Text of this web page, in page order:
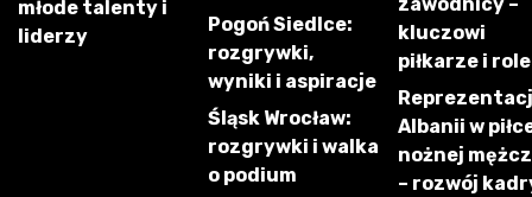
młode talenty i
liderzy
Pogoń Siedlce:
rozgrywki,
wyniki i aspiracje
Śląsk Wrocław:
rozgrywki i walka
o podium
kluczowi
piłkarze i role
Albanii w
nożnej
– rozwój